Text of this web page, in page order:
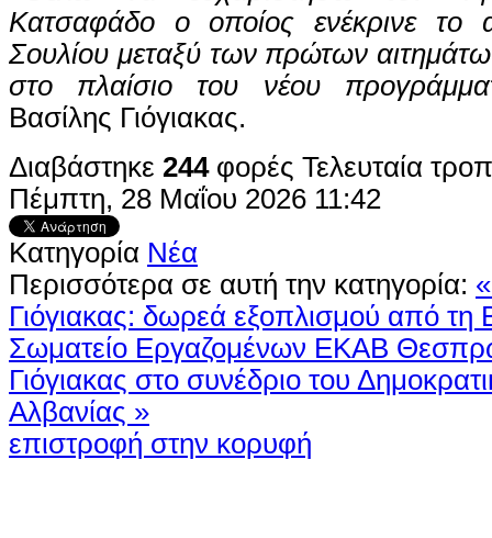
Κατσαφάδο ο οποίος ενέκρινε το
Σουλίου μεταξύ των πρώτων
στο πλαίσιο του νέου
Βασίλης Γιόγιακας.
Διαβάστηκε 244φορές Τελευταία
Πέμπτη, 28 Μαΐου 2026 11:42
Κατηγορία Νέα
Περισσότερα σε αυτή την κατηγορία:
Γιόγιακας: δωρεά εξοπλισμού από τη
Σωματείο Εργαζομένων ΕΚΑΒ
Γιόγιακας στο συνέδριο του
Αλβανίας »
επιστροφή στην κορυφή